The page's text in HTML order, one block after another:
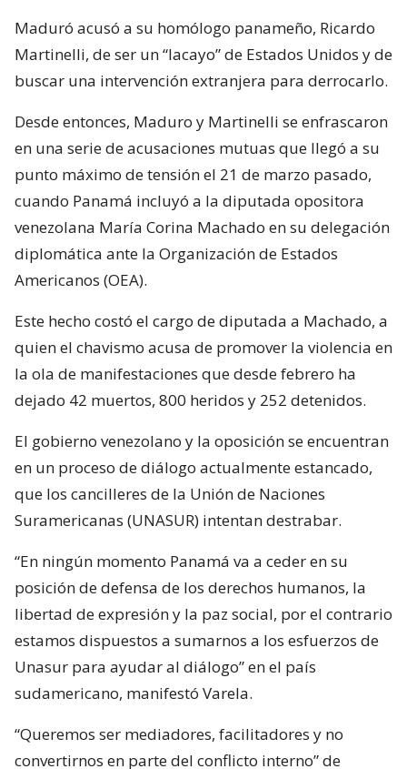
Maduró acusó a su homólogo panameño, Ricardo
Martinelli, de ser un “lacayo” de Estados Unidos y de
buscar una intervención extranjera para derrocarlo.
Desde entonces, Maduro y Martinelli se enfrascaron
en una serie de acusaciones mutuas que llegó a su
punto máximo de tensión el 21 de marzo pasado,
cuando Panamá incluyó a la diputada opositora
venezolana María Corina Machado en su delegación
diplomática ante la Organización de Estados
Americanos (OEA).
Este hecho costó el cargo de diputada a Machado, a
quien el chavismo acusa de promover la violencia en
la ola de manifestaciones que desde febrero ha
dejado 42 muertos, 800 heridos y 252 detenidos.
El gobierno venezolano y la oposición se encuentran
en un proceso de diálogo actualmente estancado,
que los cancilleres de la Unión de Naciones
Suramericanas (UNASUR) intentan destrabar.
“En ningún momento Panamá va a ceder en su
posición de defensa de los derechos humanos, la
libertad de expresión y la paz social, por el contrario
estamos dispuestos a sumarnos a los esfuerzos de
Unasur para ayudar al diálogo” en el país
sudamericano, manifestó Varela.
“Queremos ser mediadores, facilitadores y no
convertirnos en parte del conflicto interno” de